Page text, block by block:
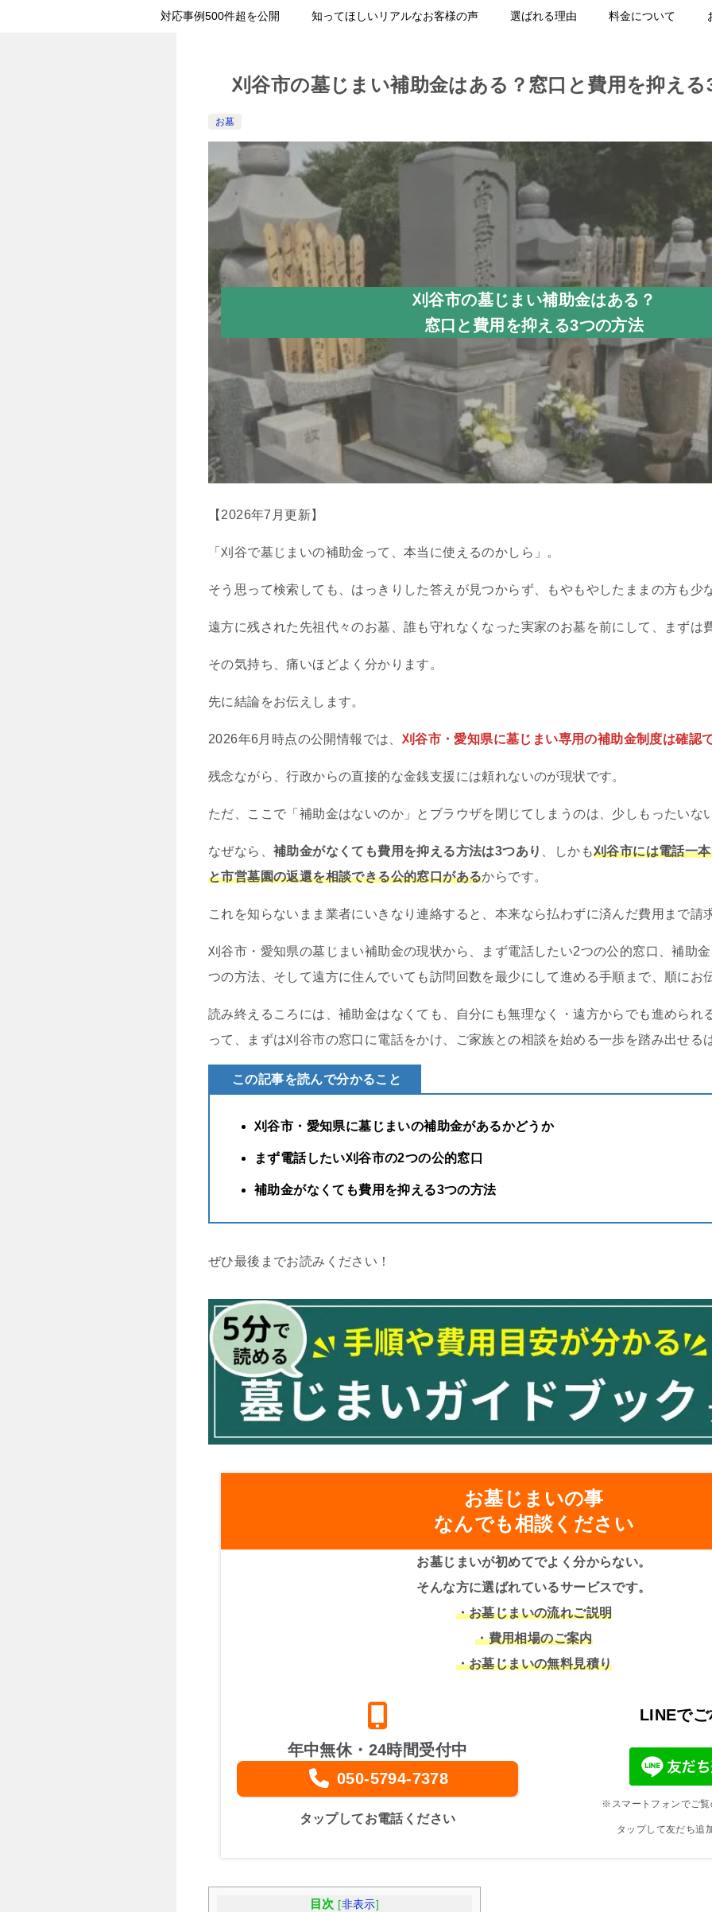
対応事例500件超を公開 知ってほしいリアルなお客様の声 選ばれる理由 料金について
刈谷市の墓じまい補助金はある？窓口と費用を抑える
お墓
刈谷市の墓じまい補助金はある？
窓口と費用を抑える3つの方法
【2026年7月更新】
「刈谷で墓じまいの補助金って、本当に使えるのかしら」。
そう思って検索しても、はっきりした答えが見つからず、もやもやしたままの方も少
遠方に残された先祖代々のお墓、誰も守れなくなった実家のお墓を前にして、まずは
その気持ち、痛いほどよく分かります。
先に結論をお伝えします。
2026年6月時点の公開情報では、 刈谷市・愛知県に墓じまい専用の補助金制度は確認
残念ながら、行政からの直接的な金銭支援には頼れないのが現状です。
ただ、ここで「補助金はないのか」とブラウザを閉じてしまうのは、少しもったいな
なぜなら、 補助金がなくても費用を抑える方法は3つあり 、しかも刈谷市には電話一
と市営墓園の返還を相談できる公的窓口があるからです。
これを知らないまま業者にいきなり連絡すると、本来なら払わずに済んだ費用まで請
刈谷市・愛知県の墓じまい補助金の現状から、まず電話したい2つの公的窓口、補助
つの方法、そして遠方に住んでいても訪問回数を最少にして進める手順まで、順にお
読み終えるころには、補助金はなくても、自分にも無理なく・遠方からでも進められ
って、まずは刈谷市の窓口に電話をかけ、ご家族との相談を始める一歩を踏み出せる
この記事を読んで分かること
刈谷市・愛知県に墓じまいの補助金があるかどうか
まず電話したい刈谷市の2つの公的窓口
補助金がなくても費用を抑える3つの方法
ぜひ最後までお読みください！
お墓じまいの事
なんでも相談ください
お墓じまいが初めてでよく分からない。
そんな方に選ばれているサービスです。
・お墓じまいの流れご説明
・費用相場のご案内
・お墓じまいの無料見積り
年中無休・24時間受付中
050-5794-7378
タップしてお電話ください
LINEで
※スマートフォンでご覧
タップして友だち追
目次 [非表示]